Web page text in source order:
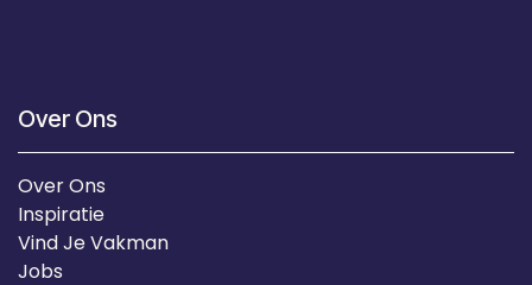
Over Ons
Over Ons
Inspiratie
Vind Je Vakman
Jobs